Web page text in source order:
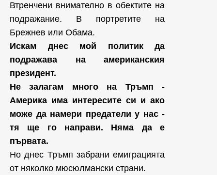
Втренчени внимателно в обектите на
подражание. В портретите на
Брежнев или Обама.
Искам днес мой политик да
подражава на американския
президент.
Не залагам много на Тръмп -
Америка има интересите си и ако
може да намери предатели у нас -
тя ще го направи. Няма да е
първата.
Но днес Тръмп забрани емиграцията
от няколко мюсюлмански страни.